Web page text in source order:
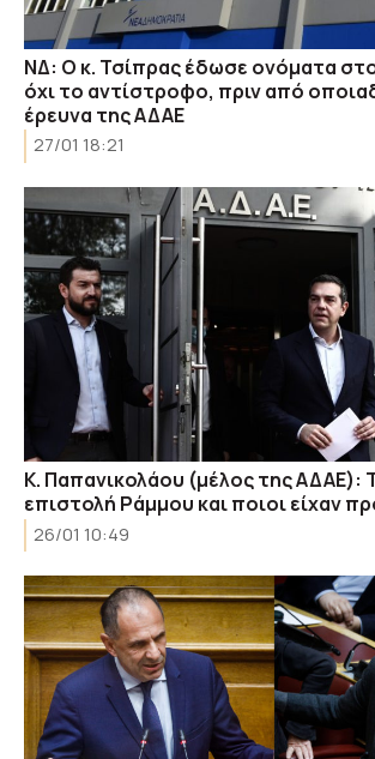
ΝΔ: Ο κ. Τσίπρας έδωσε ονόματα
όχι το αντίστροφο, πριν από
έρευνα της ΑΔΑΕ
27/01 18:21
Κ. Παπανικολάου (μέλος της ΑΔΑΕ):
επιστολή Ράμμου και ποιοι είχαν
26/01 10:49